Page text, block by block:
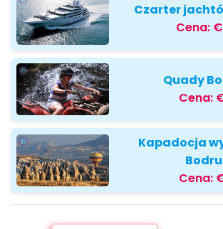
Czarter
Cena:
Quady
Cena:
Kapadocja
Cena: